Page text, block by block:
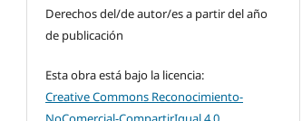
Derechos del/de autor/es a partir del año
de publicación
Esta obra está bajo la licencia:
Creative Commons Reconocimiento-